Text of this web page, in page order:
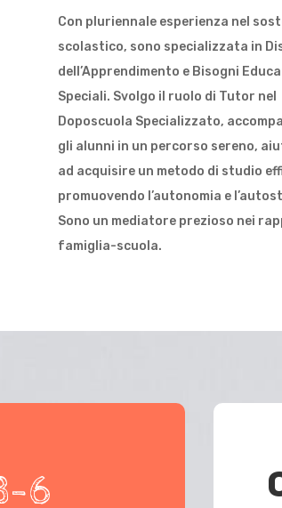
Con pluriennale esperienza nel
scolastico, sono specializzata in
dell’Apprendimento e Bisogni
Speciali. Svolgo il ruolo di Tutor nel
Doposcuola Specializzato,
gli alunni in un percorso sereno,
ad acquisire un metodo di studio
promuovendo l’autonomia e
Sono un mediatore prezioso nei
famiglia-scuola.
6